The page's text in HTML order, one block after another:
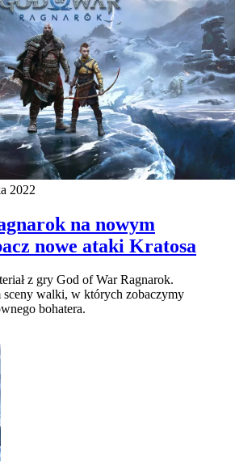
2022
na nowym
nowe ataki Kratosa
z gry God of War Ragnarok.
walki, w których zobaczymy
bohatera.